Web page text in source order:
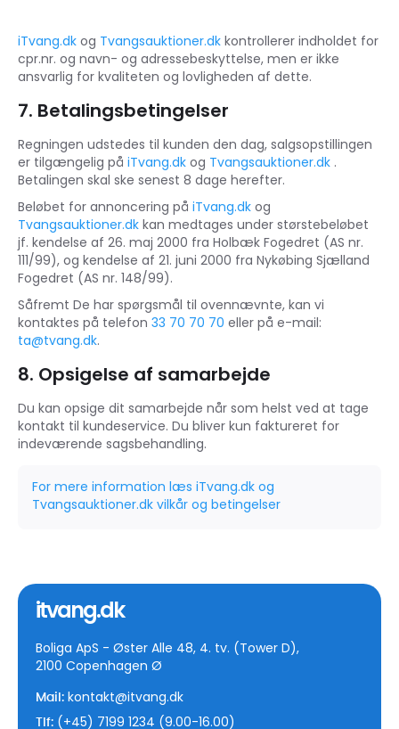
iTvang.dkog Tvangsauktioner.dkkontrollerer indholdet for
cpr.nr. og navn- og adressebeskyttelse, men er ikke
ansvarlig for kvaliteten og lovligheden af dette.
7. Betalingsbetingelser
Regningen udstedes til kunden den dag, salgsopstillingen
er tilgængelig på iTvang.dkog Tvangsauktioner.dk .
Betalingen skal ske senest 8 dage herefter.
Beløbet for annoncering på iTvang.dkog
Tvangsauktioner.dkkan medtages under størstebeløbet
jf. kendelse af 26. maj 2000 fra Holbæk Fogedret (AS nr.
111/99), og kendelse af 21. juni 2000 fra Nykøbing Sjælland
Fogedret (AS nr. 148/99).
Såfremt De har spørgsmål til ovennævnte, kan vi
kontaktes på telefon 33 70 70 70 eller på e-mail:
ta@tvang.dk.
8. Opsigelse af samarbejde
Du kan opsige dit samarbejde når som helst ved at tage
kontakt til kundeservice. Du bliver kun faktureret for
indeværende sagsbehandling.
For mere information læs iTvang.dk og
Tvangsauktioner.dk vilkår og betingelser
itvang.dk
Boliga ApS - Øster Alle 48, 4. tv. (Tower D),
2100 Copenhagen Ø
Mail: kontakt@itvang.dk
Tlf: (+45) 7199 1234 (9.00-16.00)